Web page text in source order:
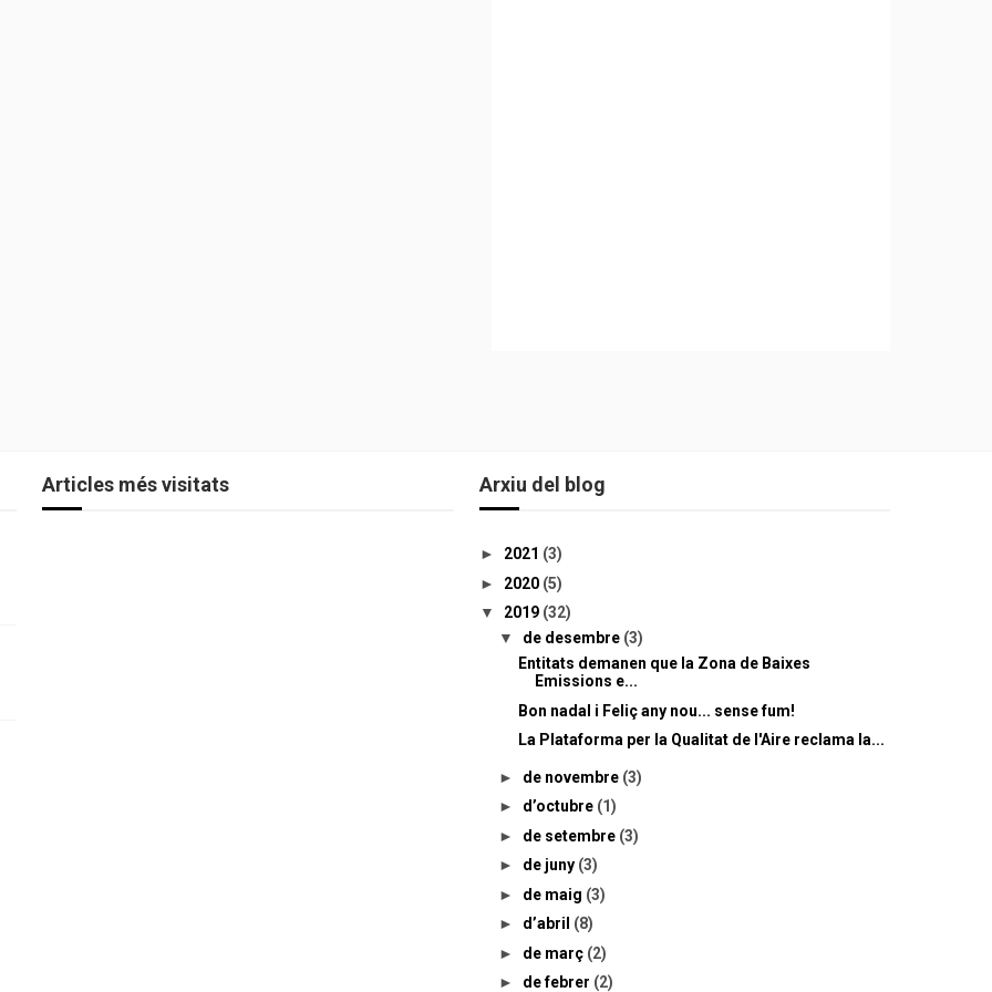
Articles més visitats Arxiu del blog
► 2021 (3)
► 2020 (5)
▼ 2019 (32)
▼ de desembre (3)
Entitats demanen que la Zona de Baixes
Emissions e...
Bon nadal i Feliç any nou... sense fum!
La Plataforma per la Qualitat de l'Aire reclama la...
► de novembre (3)
► d’octubre (1)
► de setembre (3)
► de juny (3)
► de maig (3)
► d’abril (8)
► de març (2)
► de febrer (2)